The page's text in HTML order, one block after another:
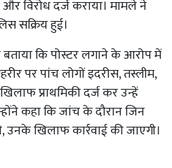
विरोध दर्ज कराया। मामले ने
सक्रिय हुई।
बताया कि पोस्टर लगाने के आरोप में
पर पांच लोगों इदरीस, तस्लीम,
प्राथमिकी दर्ज कर उन्हें
कहा कि जांच के दौरान जिन
खिलाफ कार्रवाई की जाएगी।